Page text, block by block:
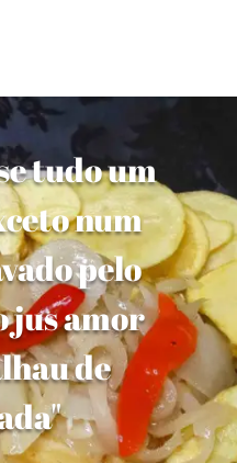
tudo um
num
pelo
jus amor
de